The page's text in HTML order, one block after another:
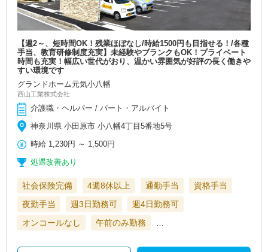
【週2～、短時間OK！残業ほぼなし/時給1500円も目指せる！/各種
手当、教育研修制度充実】未経験やブランクもOK！プライベート
時間も充実！幅広い世代がおり、温かい雰囲気が好評の長く働きや
すい環境です
グランドホーム元気小八幡
西山工業株式会社
介護職・ヘルパー / パート・アルバイト
神奈川県 小田原市 小八幡4丁目5番地5号
時給 1,230円 ～ 1,500円
処遇改善あり
社会保険完備 4週8休以上 通勤手当
資格手当
夜勤手当
週3日勤務可
週4日勤務可
オンコールなし
午前のみ勤務